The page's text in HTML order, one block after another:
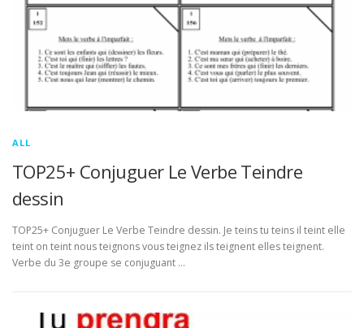
ALL
TOP25+ Conjuguer Le Verbe Teindre
dessin
TOP25+ Conjuguer Le Verbe Teindre dessin. Je teins tu teins il teint elle
teint on teint nous teignons vous teignez ils teignent elles teignent.
Verbe du 3e groupe se conjuguant …